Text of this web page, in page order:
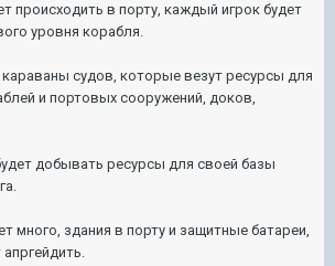
происходить в порту, каждый игрок будет
уровня корабля.
караваны судов, которые везут ресурсы для
и портовых сооружений, доков,
добывать ресурсы для своей базы
много, здания в порту и защитные батареи,